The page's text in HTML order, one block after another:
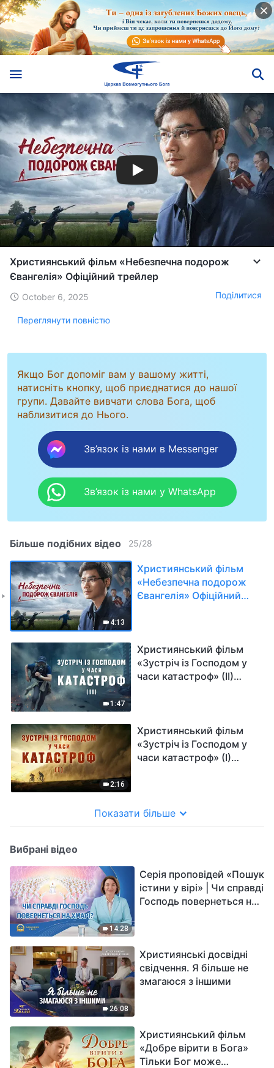
Християнський фільм «Небезпечна подорож
Євангелія» Офіційний трейлер
October 6, 2025 Поділитися
Переглянути повністю
Якщо Бог допоміг вам у вашому житті,
натисніть кнопку, щоб приєднатися до нашої
групи. Давайте вивчати слова Бога, щоб
наблизитися до Нього.
Зв’язок із нами в Messenger
Зв’язок із нами у WhatsApp
Більше подібних відео 25/28
4:13
Християнський фільм
«Небезпечна подорож
Євангелія» Офіційний
1:47
Християнський фільм
«Зустріч із Господом у
часи катастроф» (II)
2:16
Християнський фільм
«Зустріч із Господом у
часи катастроф» (I)
Показати більше
Вибрані відео
14:28
Серія проповідей «Пошук
істини у вірі» | Чи справді
Господь повернеться на
26:08
Християнські досвідні
свідчення. Я більше не
змагаюся з іншими
Християнський фільм
«Добре вірити в Бога»
Тільки Бог може